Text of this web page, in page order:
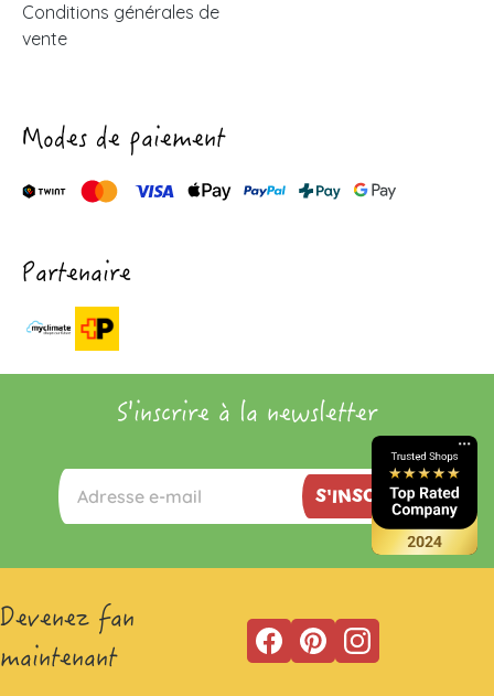
Conditions générales de
vente
Modes de paiement
Partenaire
S'inscrire à la newsletter
S'INSCRIRE
Devenez fan
maintenant